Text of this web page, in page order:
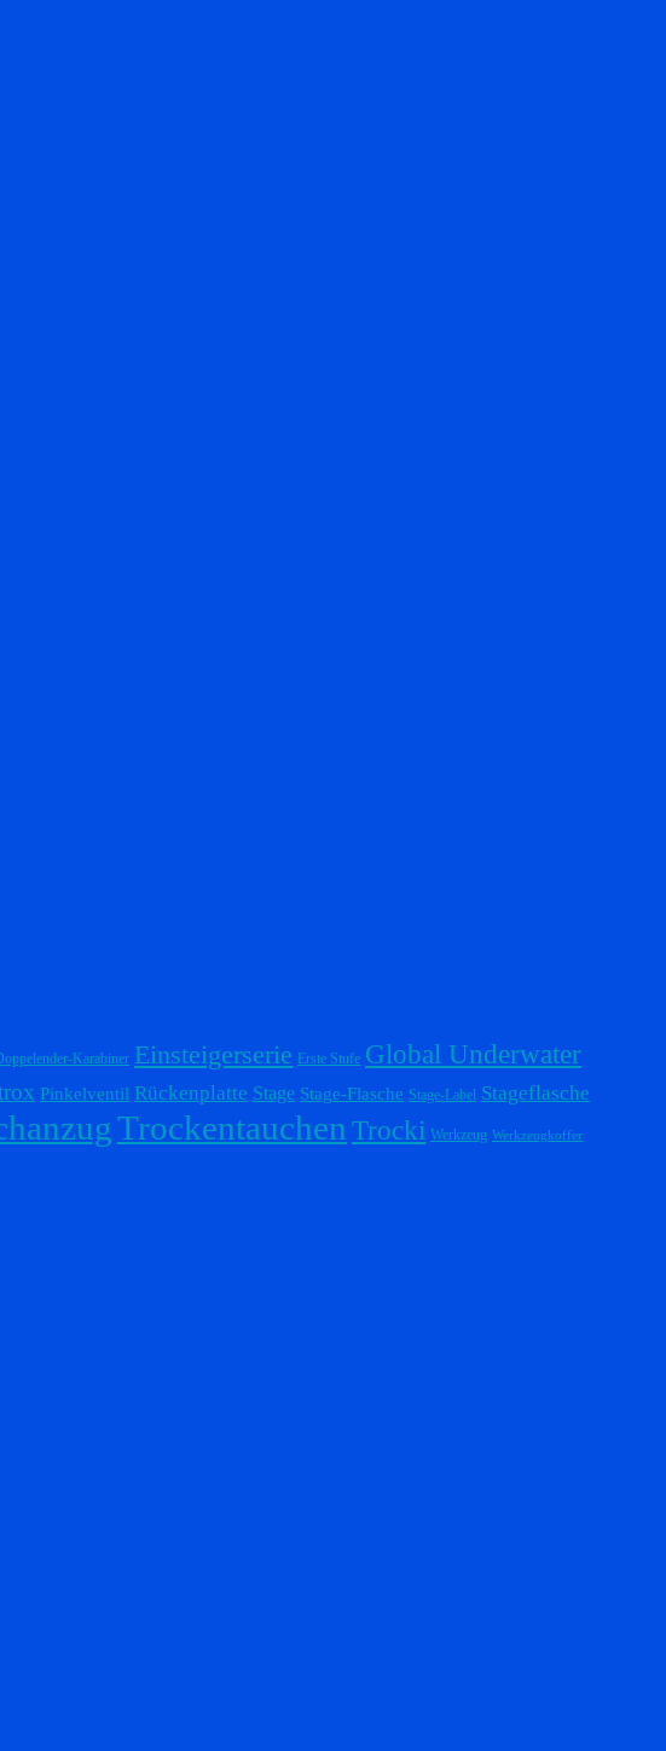
Karabiner Einsteigerserie Erste Stufe Global Underwater
Pinkelventil Rückenplatte Stage Stage-Flasche Stage-Label Stageflasche
Trockentauchen Trocki Werkzeug Werkzeugkoffer